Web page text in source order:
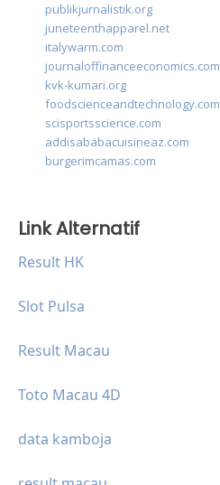
publikjurnalistik.org
juneteenthapparel.net
italywarm.com
journaloffinanceeconomics.com
kvk-kumari.org
foodscienceandtechnology.com
scisportsscience.com
addisababacuisineaz.com
burgerimcamas.com
Link Alternatif
Result HK
Slot Pulsa
Result Macau
Toto Macau 4D
data kamboja